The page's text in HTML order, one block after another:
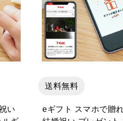
い
送料無料
eギフト スマホで贈